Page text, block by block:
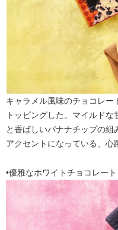
キャラメル風味のチョコレー
トッピングした。マイルド
と香ばしいバナナチップの
アクセントになっている、心
•優雅なホワイトチョコレート